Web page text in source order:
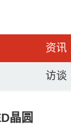
资讯
访谈
晶圆